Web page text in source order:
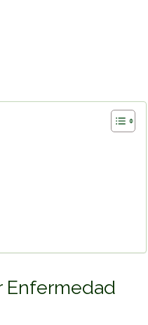
Enfermedad